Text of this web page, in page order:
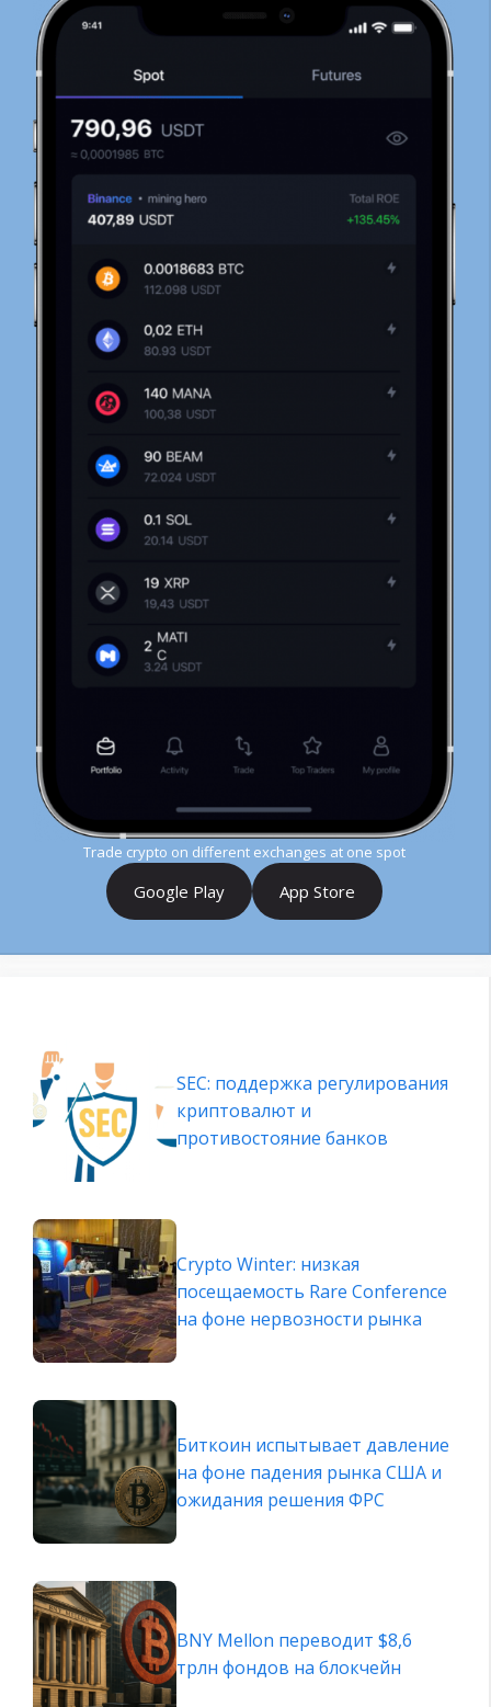
Trade crypto on different exchanges at one spot
Google Play App Store
SEC: поддержка регулирования
криптовалют и
противостояние банков
Crypto Winter: низкая
посещаемость Rare Conference
на фоне нервозности рынка
Биткоин испытывает давление
на фоне падения рынка США и
ожидания решения ФРС
BNY Mellon переводит $8,6
трлн фондов на блокчейн